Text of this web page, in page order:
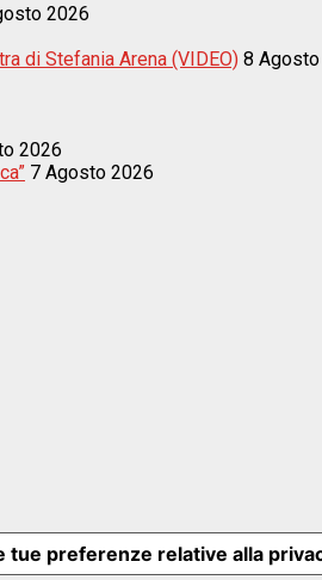
2026
di Stefania Arena (VIDEO) 8
2026
7 Agosto 2026
tue preferenze relative alla